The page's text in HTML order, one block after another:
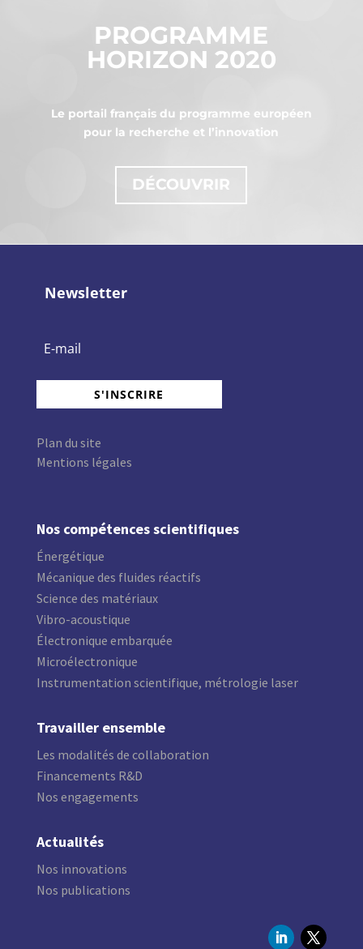
PROGRAMME
HORIZON 2020
Le portail français du programme européen
pour la recherche et l’innovation
DÉCOUVRIR
Newsletter
S'INSCRIRE
Plan du site
Mentions légales
Nos compétences scientifiques
Énergétique
Mécanique des fluides réactifs
Science des matériaux
Vibro-acoustique
Électronique embarquée
Microélectronique
Instrumentation scientifique, métrologie laser
Travailler ensemble
Les modalités de collaboration
Financements R&D
Nos engagements
Actualités
Nos innovations
Nos publications